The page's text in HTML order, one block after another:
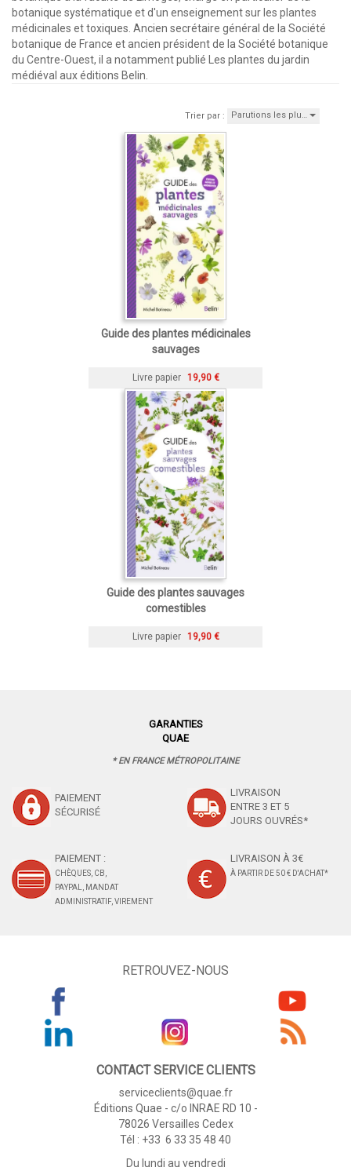
botanique systématique et d'un enseignement sur les plantes
médicinales et toxiques. Ancien secrétaire général de la Société
botanique de France et ancien président de la Société botanique
du Centre-Ouest, il a notamment publié Les plantes du jardin
médiéval aux éditions Belin.
Trier par : Parutions les plu…
Guide des plantes médicinales
sauvages
Livre papier 19,90 €
Guide des plantes sauvages
comestibles
Livre papier 19,90 €
GARANTIES
QUAE
* EN FRANCE MÉTROPOLITAINE
PAIEMENT
SÉCURISÉ
LIVRAISON
ENTRE 3 ET 5
JOURS OUVRÉS*
PAIEMENT :
CHÈQUES, CB,
PAYPAL, MANDAT
ADMINISTRATIF, VIREMENT
LIVRAISON À 3€
À PARTIR DE 50 € D'ACHAT*
RETROUVEZ-NOUS
CONTACT SERVICE CLIENTS
serviceclients@quae.fr
Éditions Quae - c/o INRAE RD 10 -
78026 Versailles Cedex
Tél : +33 6 33 35 48 40
Du lundi au vendredi